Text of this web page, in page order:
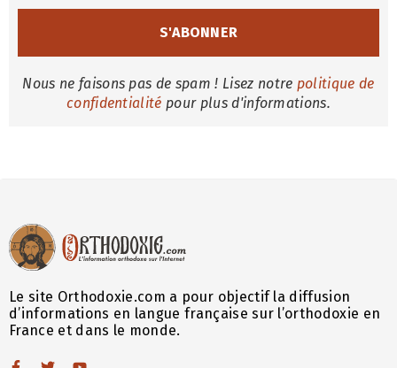
Nous ne faisons pas de spam ! Lisez notre politique de
confidentialité pour plus d'informations.
Le site Orthodoxie.com a pour objectif la diffusion
d’informations en langue française sur l’orthodoxie en
France et dans le monde.